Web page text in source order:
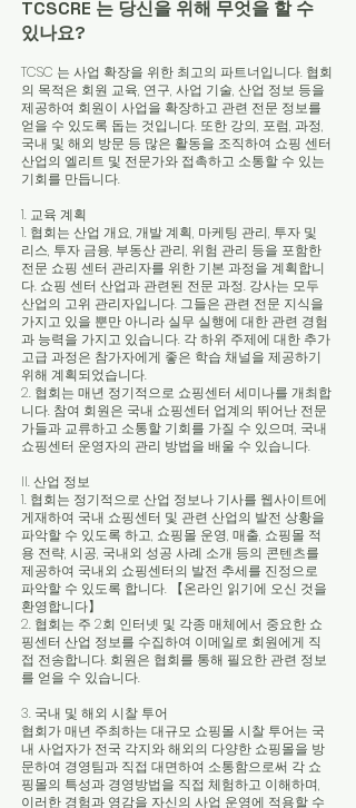
TCSCRE 는 당신을 위해 무엇을 할 수
있나요?​
TCSC 는 사업 확장을 위한 최고의 파트너입니다. 협회
의 목적은 회원 교육, 연구, 사업 기술, 산업 정보 등을
제공하여 회원이 사업을 확장하고 관련 전문 정보를
얻을 수 있도록 돕는 것입니다. 또한 강의, 포럼, 과정,
국내 및 해외 방문 등 많은 활동을 조직하여 쇼핑 센터
산업의 엘리트 및 전문가와 접촉하고 소통할 수 있는
기회를 만듭니다.
1. 교육 계획
1. 협회는 산업 개요, 개발 계획, 마케팅 관리, 투자 및
리스, 투자 금융, 부동산 관리, 위험 관리 등을 포함한
전문 쇼핑 센터 관리자를 위한 기본 과정을 계획합니
다. 쇼핑 센터 산업과 관련된 전문 과정. 강사는 모두
산업의 고위 관리자입니다. 그들은 관련 전문 지식을
가지고 있을 뿐만 아니라 실무 실행에 대한 관련 경험
과 능력을 가지고 있습니다. 각 하위 주제에 대한 추가
고급 과정은 참가자에게 좋은 학습 채널을 제공하기
위해 계획되었습니다.
2. 협회는 매년 정기적으로 쇼핑센터 세미나를 개최합
니다. 참여 회원은 국내 쇼핑센터 업계의 뛰어난 전문
가들과 교류하고 소통할 기회를 가질 수 있으며, 국내
쇼핑센터 운영자의 관리 방법을 배울 수 있습니다.
II. 산업 정보
1. 협회는 정기적으로 산업 정보나 기사를 웹사이트에
게재하여 국내 쇼핑센터 및 관련 산업의 발전 상황을
파악할 수 있도록 하고, 쇼핑몰 운영, 매출, 쇼핑몰 적
용 전략, 시공, 국내외 성공 사례 소개 등의 콘텐츠를
제공하여 국내외 쇼핑센터의 발전 추세를 진정으로
파악할 수 있도록 합니다. 【온라인 읽기에 오신 것을
환영합니다】
2. 협회는 주 2회 인터넷 및 각종 매체에서 중요한 쇼
핑센터 산업 정보를 수집하여 이메일로 회원에게 직
접 전송합니다. 회원은 협회를 통해 필요한 관련 정보
를 얻을 수 있습니다.
3. 국내 및 해외 시찰 투어
협회가 매년 주최하는 대규모 쇼핑몰 시찰 투어는 국
내 사업자가 전국 각지와 해외의 다양한 쇼핑몰을 방
문하여 경영팀과 직접 대면하여 소통함으로써 각 쇼
핑몰의 특성과 경영방법을 직접 체험하고 이해하며,
이러한 경험과 영감을 자신의 사업 운영에 적용할 수